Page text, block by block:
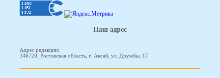
Наш адрес
Адрес редакции:
346720, Ростовская область, г. Аксай, ул. Дружбы, 17